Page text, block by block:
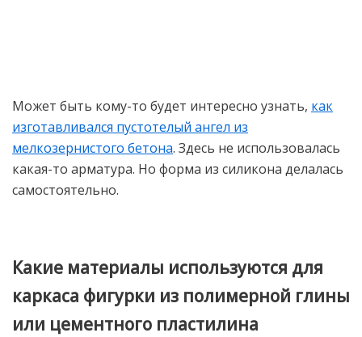
Может быть кому-то будет интересно узнать, как
изготавливался пустотелый ангел из
мелкозернистого бетона. Здесь не использовалась
какая-то арматура. Но форма из силикона делалась
самостоятельно.
Какие материалы используются для
каркаса фигурки из полимерной глины
или цементного пластилина